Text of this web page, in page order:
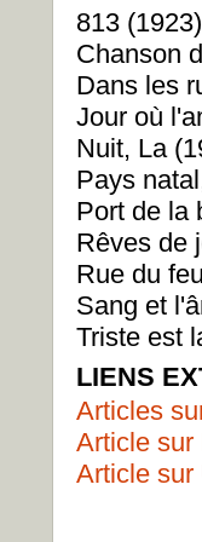
813 (1923)
Chanson
Dans les
Jour où
Nuit, La
Pays
Port de la
Rêves de
Rue du
Sang et
Triste est
LIENS
Articles
Article sur
Article sur